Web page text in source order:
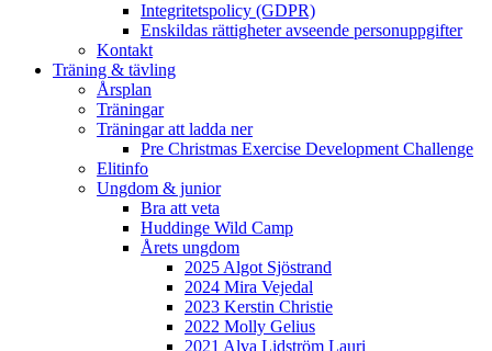
Integritetspolicy (GDPR)
Enskildas rättigheter avseende personuppgifter
Kontakt
Träning & tävling
Årsplan
Träningar
Träningar att ladda ner
Pre Christmas Exercise Development Challenge
Elitinfo
Ungdom & junior
Bra att veta
Huddinge Wild Camp
Årets ungdom
2025 Algot Sjöstrand
2024 Mira Vejedal
2023 Kerstin Christie
2022 Molly Gelius
2021 Alva Lidström Lauri